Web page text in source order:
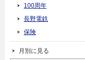
100周年
長野電鉄
保険
月別に見る